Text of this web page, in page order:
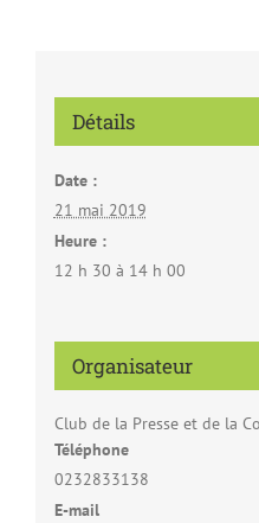
Détails
Date :
21 mai 2019
Heure :
12 h 30 à 14 h 00
Organisateur
Club de la Presse et de la
Téléphone
0232833138
E-mail